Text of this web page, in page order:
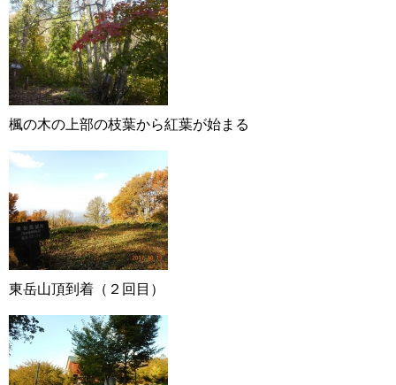
楓の木の上部の枝葉から紅葉が始まる
東岳山頂到着（２回目）